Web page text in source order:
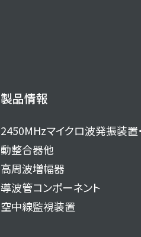
製品情報
2450MHzマイクロ波発振装置
動整合器他
高周波増幅器
導波管コンポーネント
空中線監視装置